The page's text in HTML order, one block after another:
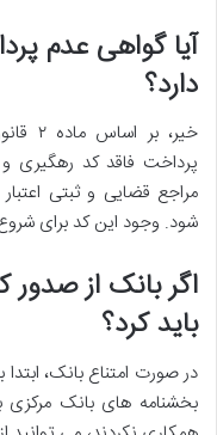
آیا گواهی عدم
دارد؟
پرداخت فاقد کد
مراجع قضایی و ثبتی
شود. وجود این کد برای شروع
اگر بانک از صدور
باید کرد؟
در صورت امتناع بانک،
بخشنامه های بانک مرکزی